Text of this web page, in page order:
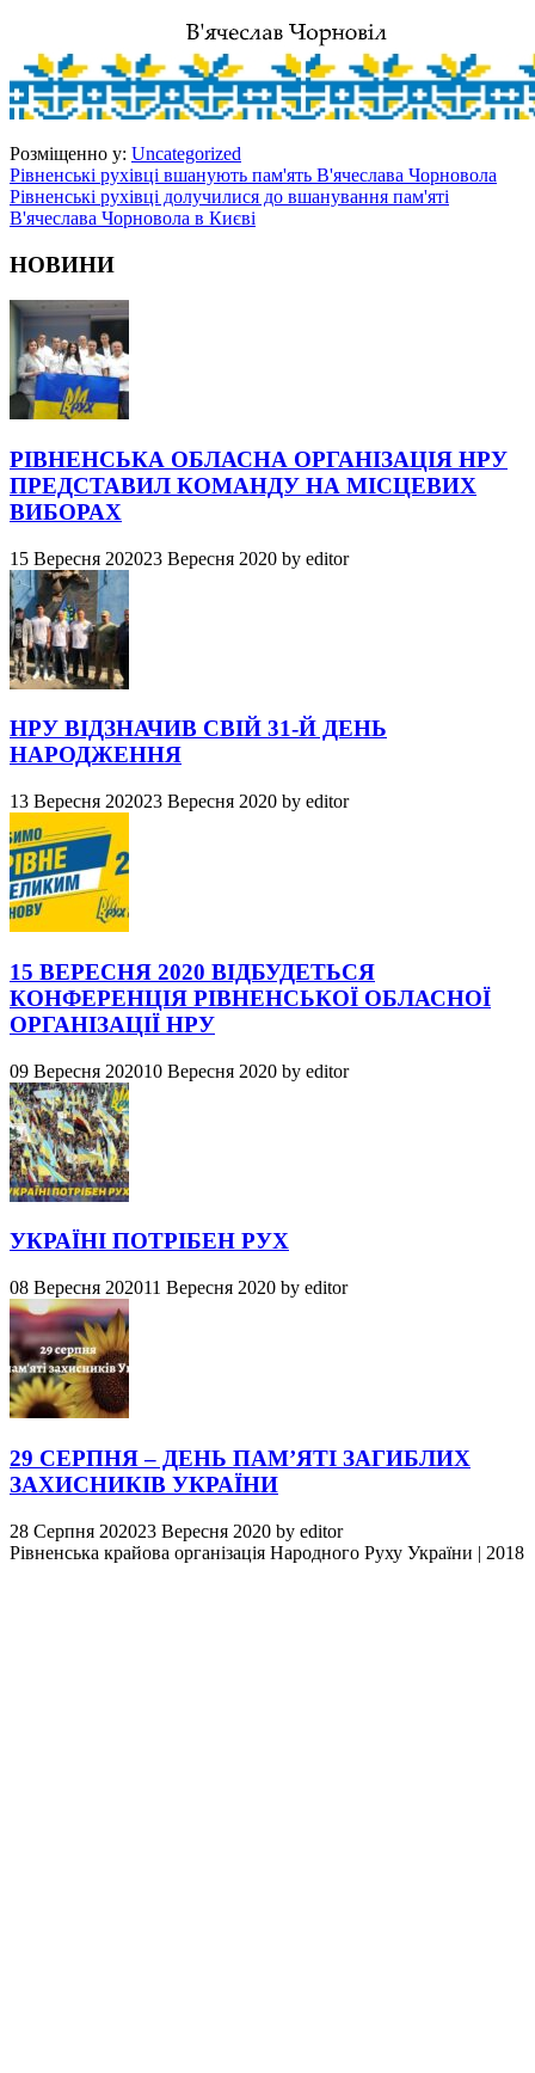
Розміщенно у: Uncategorized
Рівненські рухівці вшанують пам'ять В'ячеслава Чорновола
Рівненські рухівці долучилися до вшанування пам'яті
В'ячеслава Чорновола в Києві
НОВИНИ
РІВНЕНСЬКА ОБЛАСНА ОРГАНІЗАЦІЯ НРУ
ПРЕДСТАВИЛ КОМАНДУ НА МІСЦЕВИХ
ВИБОРАХ
15 Вересня 202023 Вересня 2020 by editor
НРУ ВІДЗНАЧИВ СВІЙ 31-Й ДЕНЬ
НАРОДЖЕННЯ
13 Вересня 202023 Вересня 2020 by editor
15 ВЕРЕСНЯ 2020 ВІДБУДЕТЬСЯ
КОНФЕРЕНЦІЯ РІВНЕНСЬКОЇ ОБЛАСНОЇ
ОРГАНІЗАЦІЇ НРУ
09 Вересня 202010 Вересня 2020 by editor
УКРАЇНІ ПОТРІБЕН РУХ
08 Вересня 202011 Вересня 2020 by editor
29 СЕРПНЯ – ДЕНЬ ПАМ’ЯТІ ЗАГИБЛИХ
ЗАХИСНИКІВ УКРАЇНИ
28 Серпня 202023 Вересня 2020 by editor
Рівненська крайова організація Народного Руху України | 2018